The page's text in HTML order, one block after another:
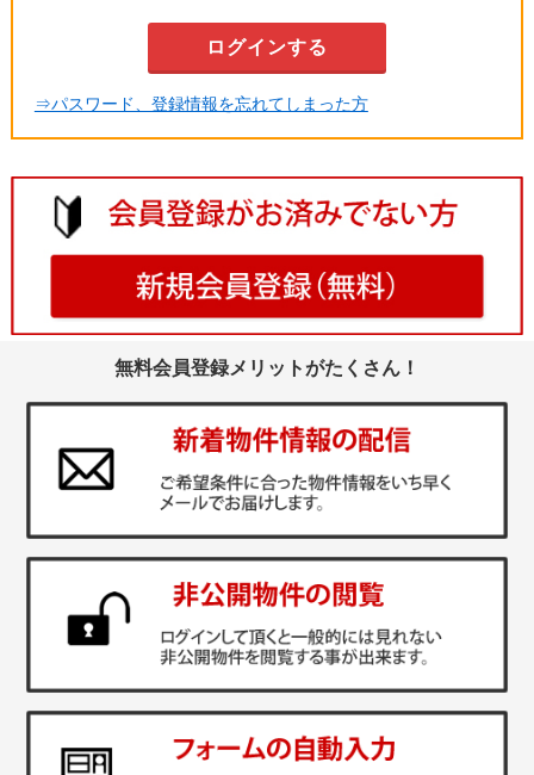
⇒パスワード、登録情報を忘れてしまった方
無料会員登録メリットがたくさん！